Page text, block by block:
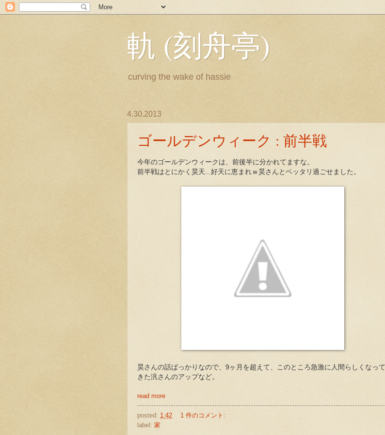
軌 (刻舟亭)
curving the wake of hassie
4.30.2013
ゴールデンウィーク : 前半戦
今年のゴールデンウィークは、前後半に分かれてますな。
前半戦はとにかく昊天...好天に恵まれｗ昊さんとベッタリ過ごせました。
昊さんの話ばっかりなので、9ヶ月を超えて、このところ急激に人間らしくなって
きた汎さんのアップなど。
read more
posted: 1:42
1 件のコメント:
label: 家